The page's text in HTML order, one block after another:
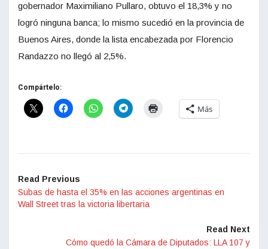
gobernador Maximiliano Pullaro, obtuvo el 18,3% y no
logró ninguna banca; lo mismo sucedió en la provincia de
Buenos Aires, donde la lista encabezada por Florencio
Randazzo no llegó al 2,5%.
Compártelo:
Más
Read Previous
Subas de hasta el 35% en las acciones argentinas en
Wall Street tras la victoria libertaria
Read Next
Cómo quedó la Cámara de Diputados: LLA 107 y